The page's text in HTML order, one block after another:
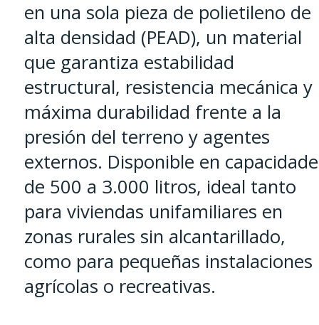
en una sola pieza de polietileno de
alta densidad (PEAD), un material
que garantiza estabilidad
estructural, resistencia mecánica y
máxima durabilidad frente a la
presión del terreno y agentes
externos. Disponible en
de 500 a 3.000 litros, ideal tanto
para viviendas unifamiliares en
zonas rurales sin alcantarillado,
como para pequeñas instalaciones
agrícolas o recreativas.